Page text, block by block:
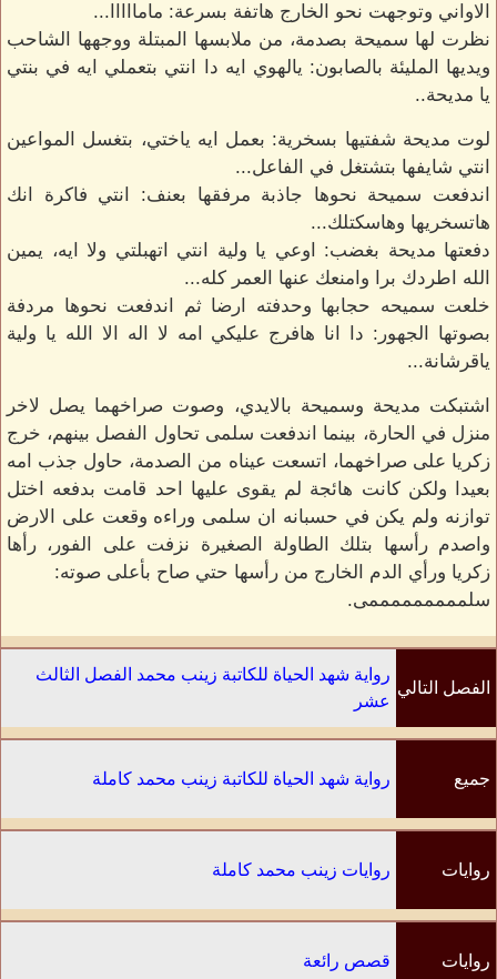
الاواني وتوجهت نحو الخارج هاتفة بسرعة: مامااااا...
نظرت لها سميحة بصدمة، من ملابسها المبتلة ووجهها الشاحب
ويديها المليئة بالصابون: يالهوي ايه دا انتي بتعملي ايه في بنتي
يا مديحة..
لوت مديحة شفتيها بسخرية: بعمل ايه ياختي، بتغسل المواعين
انتي شايفها بتشتغل في الفاعل...
اندفعت سميحة نحوها جاذبة مرفقها بعنف: انتي فاكرة انك
هاتسخريها وهاسكتلك...
دفعتها مديحة بغضب: اوعي يا ولية انتي اتهبلتي ولا ايه، يمين
الله اطردك برا وامنعك عنها العمر كله...
خلعت سميحه حجابها وحدفته ارضا ثم اندفعت نحوها مردفة
بصوتها الجهور: دا انا هافرج عليكي امه لا اله الا الله يا ولية
ياقرشانة...
اشتبكت مديحة وسميحة بالايدي، وصوت صراخهما يصل لاخر
منزل في الحارة، بينما اندفعت سلمى تحاول الفصل بينهم، خرج
زكريا على صراخهما، اتسعت عيناه من الصدمة، حاول جذب امه
بعيدا ولكن كانت هائجة لم يقوى عليها احد قامت بدفعه اختل
توازنه ولم يكن في حسبانه ان سلمى وراءه وقعت على الارض
واصدم رأسها بتلك الطاولة الصغيرة نزفت على الفور، رأها
زكريا ورأي الدم الخارج من رأسها حتي صاح بأعلى صوته:
سلمممممممممى.
الفصل التالي
رواية شهد الحياة للكاتبة زينب محمد الفصل الثالث
عشر
جميع رواية شهد الحياة للكاتبة زينب محمد كاملة
روايات روايات زينب محمد كاملة
روايات قصص رائعة